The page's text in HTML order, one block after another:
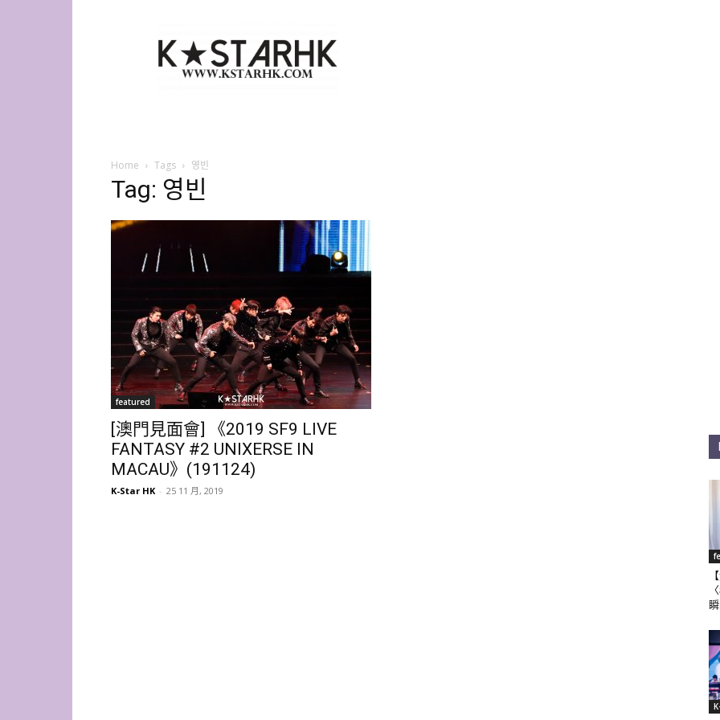
Star
HK
Home Tags 영빈
Tag: 영빈
featured
[澳門見面會] 《2019 SF9 LIVE
FANTASY #2 UNIXERSE IN
MACAU》(191124)
K-Star HK - 25 11 月, 2019